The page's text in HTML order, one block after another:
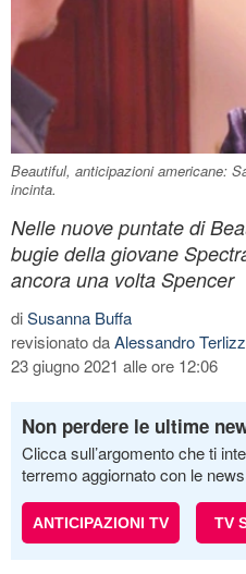
Beautiful, anticipazioni americane:
incinta.
Nelle nuove puntate di
bugie della giovane
ancora una volta Spencer
diSusanna Buffa
revisionato daAlessandro
23 giugno 2021 alle ore 12:06
Non perdere le ultime
Clicca sull’argomento che ti
terremo aggiornato con le
ANTICIPAZIONI TV TV